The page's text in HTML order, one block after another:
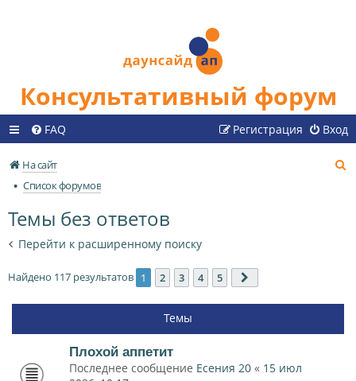
Консультативный форум
FAQ Вход
Регистрация
На сайт
Список форумов
Темы без ответов
Перейти к расширенному поиску
Найдено 117 результатов 1 2 3 4 5
Темы
Плохой аппетит
Последнее сообщение Есения 20 « 15 июл